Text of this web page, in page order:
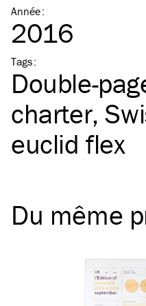
Année:
2016
Tags:
Double-
charter
euclid flex
Du même